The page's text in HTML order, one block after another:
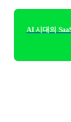
AI 시대의